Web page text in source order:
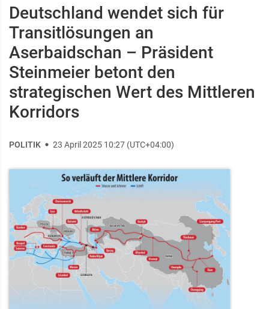
Deutschland wendet sich für
Transitlösungen an
Aserbaidschan – Präsident
Steinmeier betont den
strategischen Wert des Mittleren
Korridors
POLITIK 23 April 2025 10:27 (UTC+04:00)